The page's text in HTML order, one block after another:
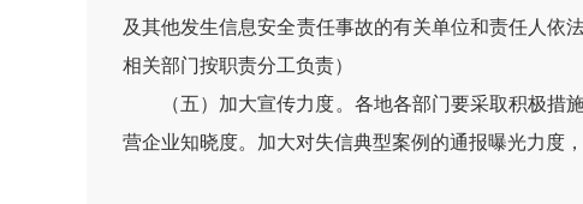
及其他发生信息安全责任事故的有关单位和责任人依
相关部门按职责分工负责）
（五）加大宣传力度。各地各部门要采取积极
营企业知晓度。加大对失信典型案例的通报曝光力度